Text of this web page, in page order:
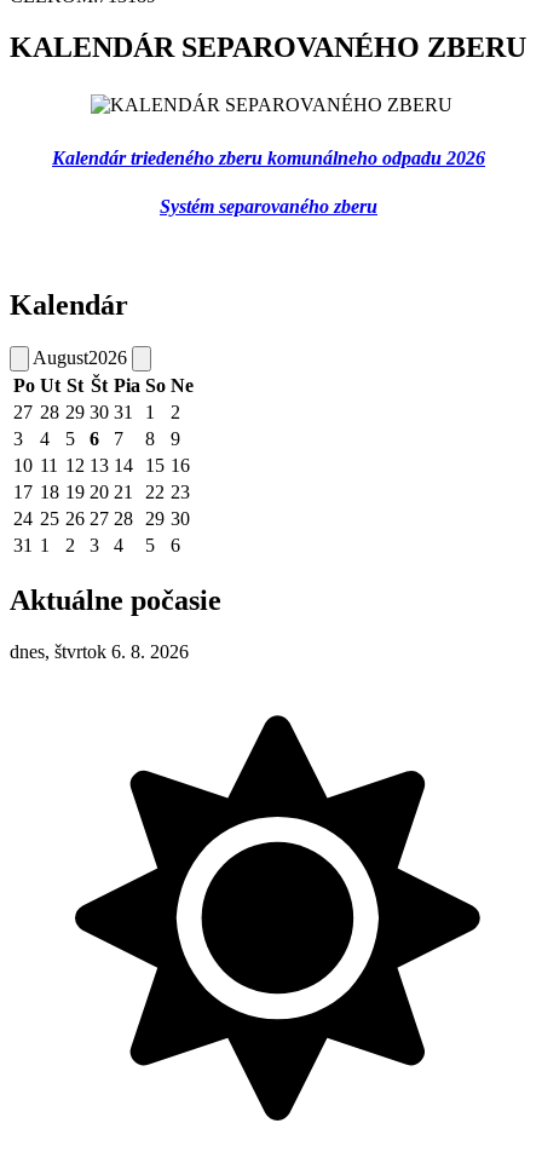
KALENDÁR SEPAROVANÉHO ZBERU
Kalendár triedeného zberu komunálneho odpadu 2026
Systém separovaného zberu
Kalendár
August2026
Po Ut St Št Pia So Ne
27 28 29 30 31 1
2
3
4 5 6 7 8
9
10 11 12 13 14 15 16
17 18 19 20 21 22 23
24 25 26 27 28 29 30
31 1 2 3 4 5 6
Aktuálne počasie
dnes, štvrtok 6. 8. 2026